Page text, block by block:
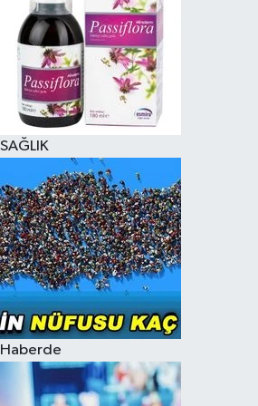
SAĞLIK
Haberde